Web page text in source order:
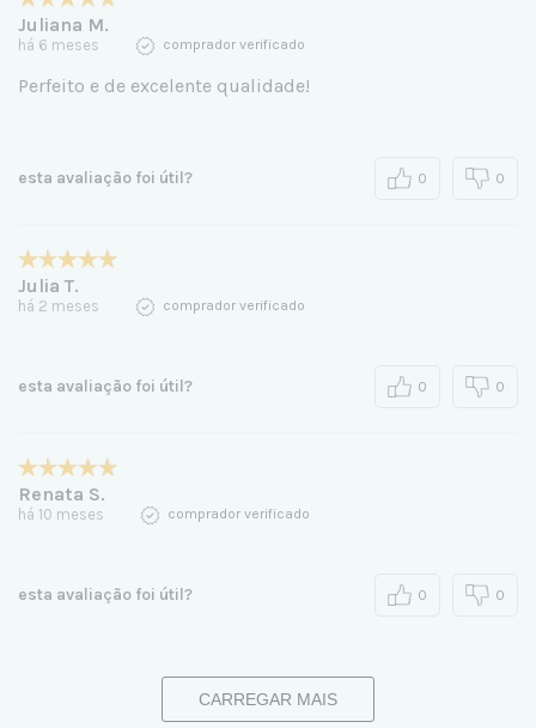
Juliana M.
há 6 meses comprador verificado
Perfeito e de excelente qualidade!
esta avaliação foi útil? 0 0
Julia T.
há 2 meses comprador verificado
esta avaliação foi útil? 0 0
Renata S.
há 10 meses comprador verificado
esta avaliação foi útil? 0 0
CARREGAR MAIS